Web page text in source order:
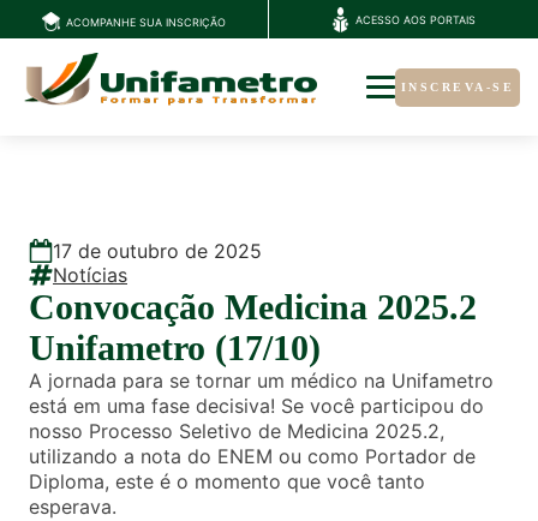
ACOMPANHE SUA INSCRIÇÃO ACESSO AOS PORTAIS
INSCREVA-SE
17 de outubro de 2025
Notícias
Convocação Medicina 2025.2
Unifametro (17/10)
A jornada para se tornar um médico na Unifametro
está em uma fase decisiva! Se você participou do
nosso Processo Seletivo de Medicina 2025.2,
utilizando a nota do ENEM ou como Portador de
Diploma, este é o momento que você tanto
esperava.